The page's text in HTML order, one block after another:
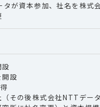
が資本参加、社名を株式
設
その後株式会社NTTデー